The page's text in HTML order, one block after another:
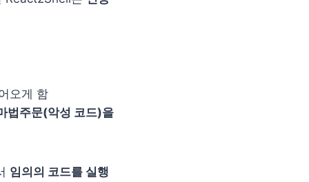
오게 함
법주문(악성 코드)을
임의의 코드를 실행